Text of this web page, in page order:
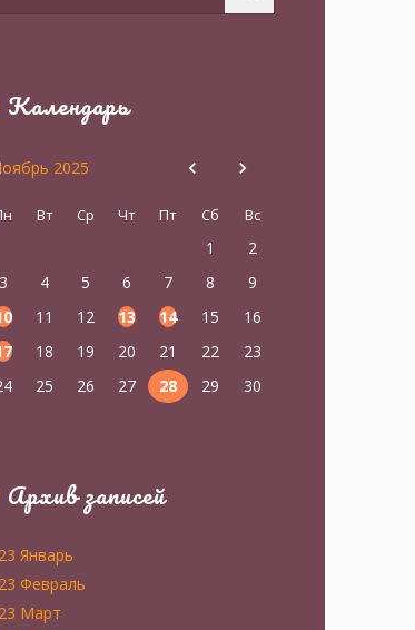
Календарь
2025
Вт Ср Чт Пт Сб Вс
1
2
3
4 5 6 7 8
9
11 12 13 14 15
16
18 19 20 21 22
23
25 26 27 28 29 30
Архив записей
Январь
Февраль
Март